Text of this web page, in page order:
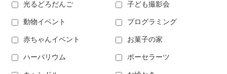
光るどろだんご 子ども撮影会
動物イベント プログラミング
赤ちゃんイベント お菓子の家
ハーバリウム ポーセラーツ